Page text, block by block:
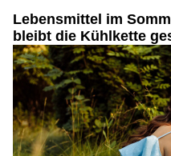
Lebensmittel im
bleibt die Kühlkette